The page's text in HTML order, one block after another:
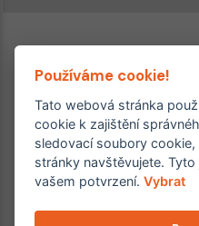
Používáme cookie!
Tato webová stránka
cookie k zajištění
sledovací soubory
stránky navštěvujete.
vašem potvrzení.Vybrat